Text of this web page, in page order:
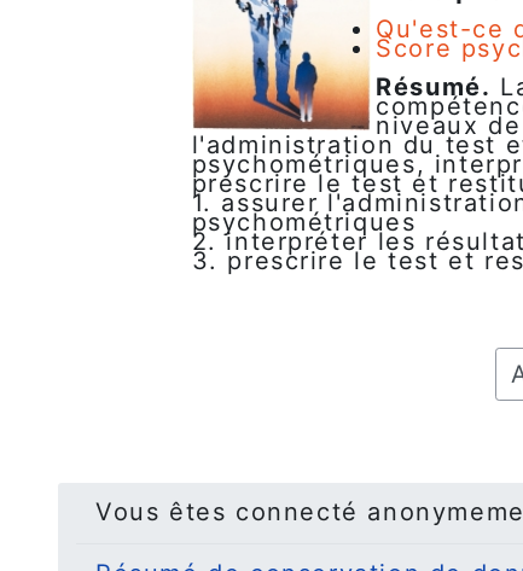
Qu'est-ce
Score
Résumé.
niveaux
l'administration du test
psychométriques,
prescrire le test et
1. assurer
psychométriques
2. interpréter les
3. prescrire le test et
Vous êtes connecté